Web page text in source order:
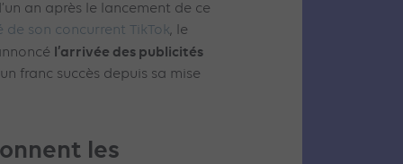
an après le lancement de ce
son concurrent TikTok, le
l’arrivée des publicités
franc succès depuis sa mise
les